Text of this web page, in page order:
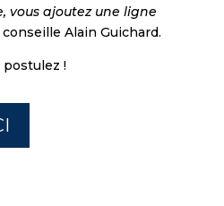
vous ajoutez une ligne
Alain Guichard.
postulez !